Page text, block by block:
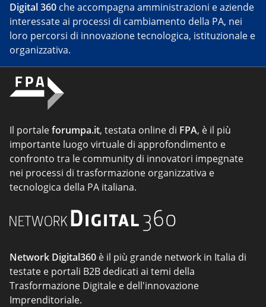
Digital 360 che accompagna amministrazioni e aziende
interessate ai processi di cambiamento della PA, nei
loro percorsi di innovazione tecnologica, istituzionale e
organizzativa.
Il portaleforumpa.it, testata online di FPA, è il più
importante luogo virtuale di approfondimento e
confronto tra le community di innovatori impegnate
nei processi di trasformazione organizzativa e
tecnologica della PA italiana.
Network Digital360 è il più grande network in Italia di
testate e portali B2B dedicati ai temi della
Trasformazione Digitale e dell'innovazione
Imprenditoriale.